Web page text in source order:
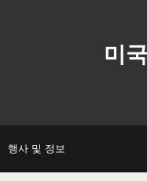
미
행사 및 정보